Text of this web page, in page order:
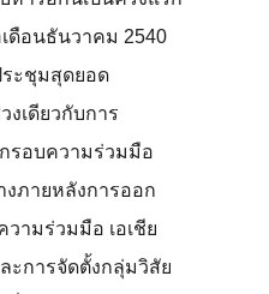
ดือนธันวาคม 2540
ะชุมสุดยอด
งเดียวกับการ
รอบความร่วมมือ
งภายหลังการออก
ามร่วมมือ เอเชีย
ะการจัดตั้งกลุ่มวิสัย